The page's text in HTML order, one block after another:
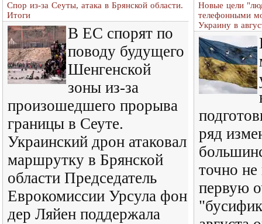
Спор из-за Сеуты, атака в Брянской области.
Итоги
В ЕС спорят по
поводу будущего
Шенгенской
зоны из-за
произошедшего прорыва
границы в Сеуте.
Украинский дрон атаковал
маршрутку в Брянской
области Председатель
Еврокомиссии Урсула фон
дер Ляйен поддержала
Новые цели
телефонными
Украину в
ряд
точно не
первую